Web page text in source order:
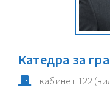
Катедра за
кабинет 122